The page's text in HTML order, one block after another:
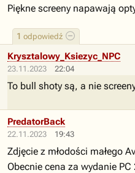
1 odpowiedź
Piękne screeny napawają
23.11.2023 22:04
Krysztalowy_Ksiezyc_NPC
To bull shoty są, a nie
22.11.2023 19:43
PredatorBack
Zdjęcie z młodości małego
Obecnie cena za wydanie PC